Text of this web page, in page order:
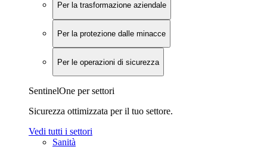
Per la trasformazione aziendale
Per la protezione dalle minacce
Per le operazioni di sicurezza
SentinelOne per settori
Sicurezza ottimizzata per il tuo settore.
Vedi tutti i settori
Sanità